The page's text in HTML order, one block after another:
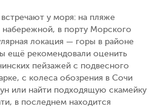
у моря: на пляже
в порту Морского
локация — горы в районе
ещё рекомендовали оценить
пейзажей с подвесного
с колеса обозрения в Сочи
или найти подходящую скамейку
в последнем находится